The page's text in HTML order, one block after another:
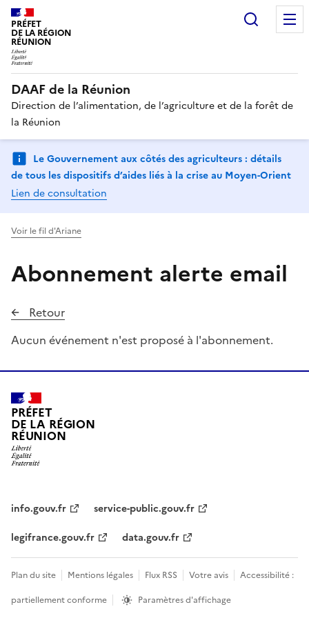
PRÉFET
DE LA RÉGION
RÉUNION
DAAF de la Réunion
Direction de l’alimentation, de l’agriculture et de la forêt de
la Réunion
Le Gouvernement aux côtés des agriculteurs : détails
de tous les dispositifs d’aides liés à la crise au Moyen-Orient
Lien de consultation
Voir le fil d'Ariane
Abonnement alerte email
Retour
Aucun événement n'est proposé à l'abonnement.
PRÉFET
DE LA RÉGION
RÉUNION
info.gouv.fr
service-public.gouv.fr
legifrance.gouv.fr
data.gouv.fr
Plan du site Mentions légales Flux RSS Votre avis
Accessibilité :
partiellement conforme
Paramètres d'affichage